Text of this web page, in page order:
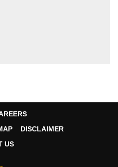
DISCLAIMER
US